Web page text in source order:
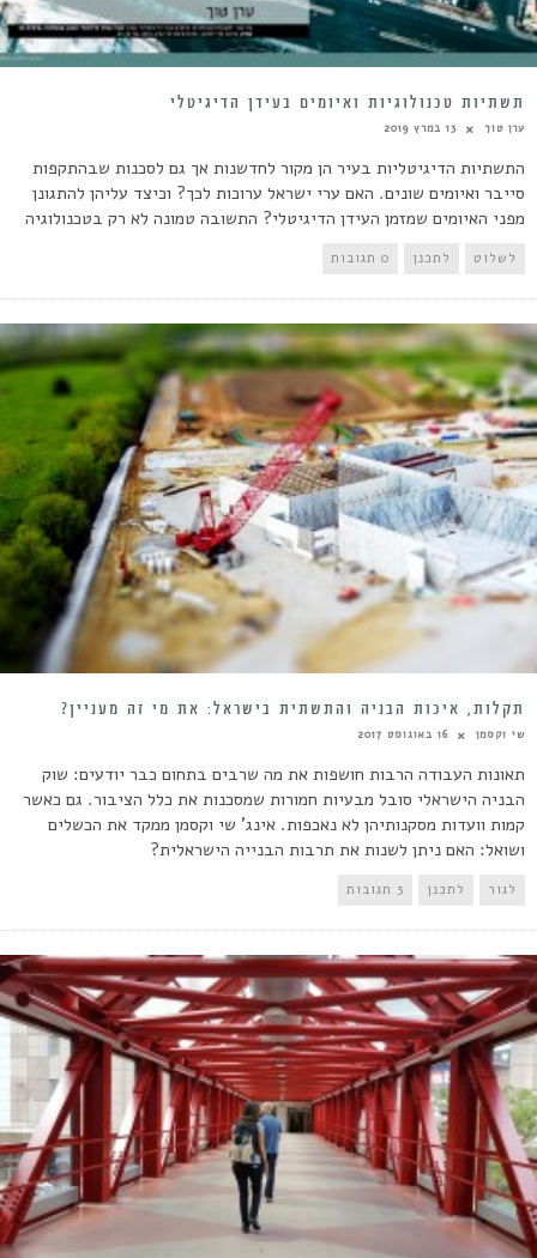
תשתיות טכנולוגיות ואיומים בעידן הדיגיטלי
ערן טוך 13 במרץ 2019
התשתיות הדיגיטליות בעיר הן מקור לחדשנות אך גם לסכנות שבהתקפות
סייבר ואיומים שונים. האם ערי ישראל ערוכות לכך? וכיצד עליהן להתגונן
מפני האיומים שמזמן העידן הדיגיטלי? התשובה טמונה לא רק בטכנולוגיה
לשלוט לתכנן 0 תגובות
תקלות, איכות הבניה והתשתית בישראל: את מי זה מעניין?
שי וקסמן 16 באוגוסט 2017
תאונות העבודה הרבות חושפות את מה שרבים בתחום כבר יודעים: שוק
הבניה הישראלי סובל מבעיות חמורות שמסכנות את כלל הציבור. גם כאשר
קמות וועדות מסקנותיהן לא נאכפות. אינג' שי וקסמן ממקד את הכשלים
ושואל: האם ניתן לשנות את תרבות הבנייה הישראלית?
לגור לתכנן 3 תגובות